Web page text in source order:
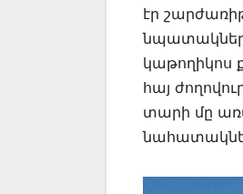
էր
նպատակներ
կաթողիկոս
հայ
տարի մը